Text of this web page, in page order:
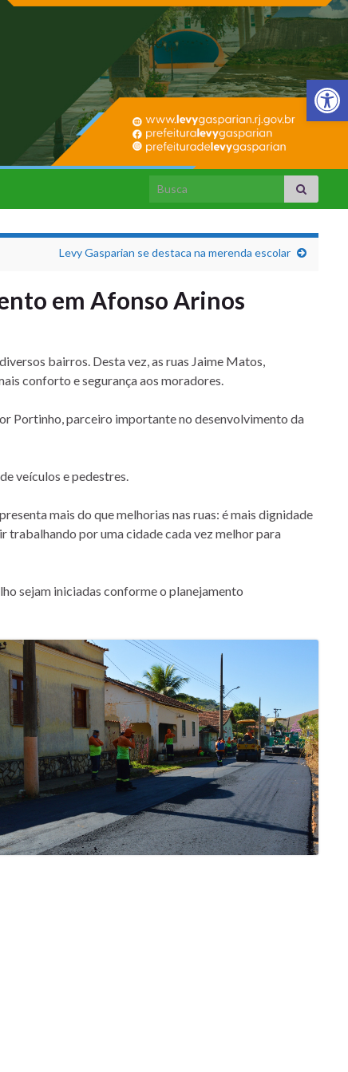
Barra de
Search for:
Levy Gasparian se destaca na merenda escolar
em Afonso Arinos
bairros. Desta vez, as ruas Jaime Matos,
conforto e segurança aos moradores.
Portinho, parceiro importante no desenvolvimento da
veículos e pedestres.
mais do que melhorias nas ruas: é mais dignidade
trabalhando por uma cidade cada vez melhor para
sejam iniciadas conforme o planejamento